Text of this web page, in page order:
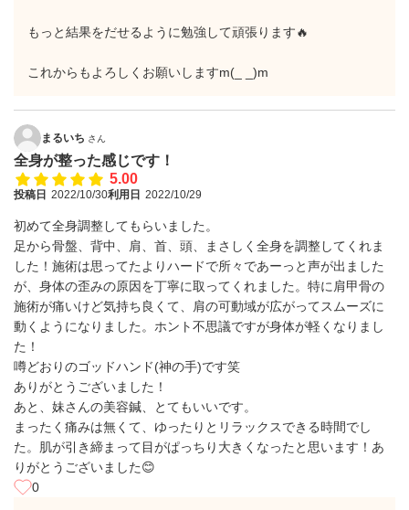
もっと結果をだせるように勉強して頑張ります🔥
これからもよろしくお願いしますm(_ _)m
まるいち さん
全身が整った感じです！
5.00
投稿日 2022/10/30利用日 2022/10/29
初めて全身調整してもらいました。
足から骨盤、背中、肩、首、頭、まさしく全身を調整してくれま
した！施術は思ってたよりハードで所々であーっと声が出ました
が、身体の歪みの原因を丁寧に取ってくれました。特に肩甲骨の
施術が痛いけど気持ち良くて、肩の可動域が広がってスムーズに
動くようになりました。ホント不思議ですが身体が軽くなりまし
た！
噂どおりのゴッドハンド(神の手)です笑
ありがとうございました！
あと、妹さんの美容鍼、とてもいいです。
まったく痛みは無くて、ゆったりとリラックスできる時間でし
た。肌が引き締まって目がぱっちり大きくなったと思います！あ
りがとうございました😊
0